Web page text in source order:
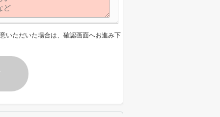
いただいた場合は、確認画面へお進み下